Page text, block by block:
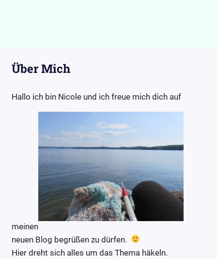
Über Mich
Hallo ich bin Nicole und ich freue mich dich auf
meinen
neuen Blog begrüßen zu dürfen.
Hier dreht sich alles um das Thema häkeln.